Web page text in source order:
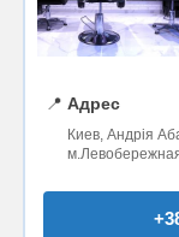
📍 Адрес
Киев, Андрія